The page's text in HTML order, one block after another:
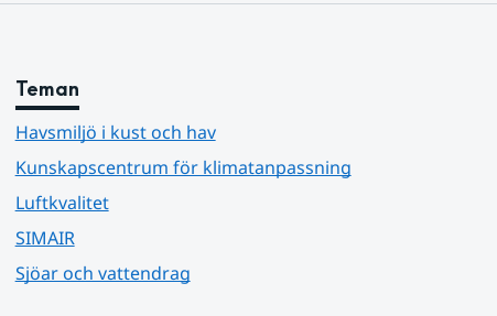
Teman
Havsmiljö i kust och hav
Kunskapscentrum för klimatanpassning
Luftkvalitet
SIMAIR
Sjöar och vattendrag